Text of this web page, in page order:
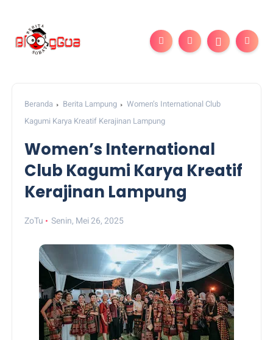
Beranda Berita Lampung
Women’s International Club
Kagumi Karya Kreatif Kerajinan Lampung
Women’s International
Club Kagumi Karya Kreatif
Kerajinan Lampung
ZoTu Senin, Mei 26, 2025